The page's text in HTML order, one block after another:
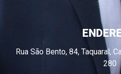
Rua São Bento, 84, Taquaral,
280